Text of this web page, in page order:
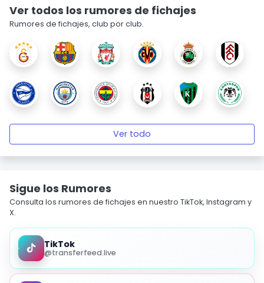
Ver todos los rumores de fichajes
Rumores de fichajes, club por club.
Ver todo
Sigue los Rumores
Consulta los rumores de fichajes en nuestro TikTok, Instagram y
X.
TikTok
@transferfeed.live